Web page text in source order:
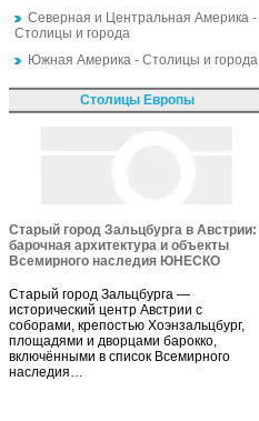
Северная и Центральная Америка -
Столицы и города
Южная Америка - Столицы и города
Столицы Европы
Старый город Зальцбурга в Австрии:
барочная архитектура и объекты
Всемирного наследия ЮНЕСКО
Старый город Зальцбурга —
исторический центр Австрии с
соборами, крепостью Хоэнзальцбург,
площадями и дворцами барокко,
включёнными в список Всемирного
наследия…